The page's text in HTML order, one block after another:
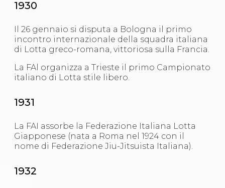
1930
Il 26 gennaio si disputa a Bologna il primo
incontro internazionale della squadra italiana
di Lotta greco-romana, vittoriosa sulla Francia.
La FAl organizza a Trieste il primo Campionato
italiano di Lotta stile libero.
1931
La FAI assorbe la Federazione Italiana Lotta
Giapponese (nata a Roma nel 1924 con il
nome di Federazione Jiu-Jitsuista Italiana).
1932